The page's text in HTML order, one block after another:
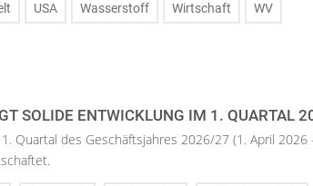
USA Wasserstoff Wirtschaft WV
SOLIDE ENTWICKLUNG IM 1. QUARTAL
Quartal des Geschäftsjahres 2026/27 (1. April 2026